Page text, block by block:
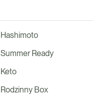
Hashimoto
Summer Ready
Keto
Rodzinny Box